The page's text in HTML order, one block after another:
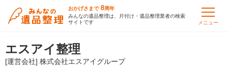
おかげさまで 8周年
みんなの遺品整理は、片付け・遺品整理業者の検索
サイトです
メニュー
エスアイ整理
[運営会社] 株式会社エスアイグループ